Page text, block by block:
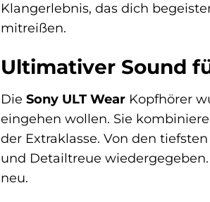
Klangerlebnis, das dich
mitreißen.
Ultimativer Sound
Die Sony ULT Wear Kopfhörer
eingehen wollen. Sie
der Extraklasse. Von den
und Detailtreue
neu.